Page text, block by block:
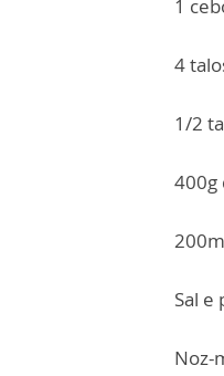
1
4
1/2
400g
Sal e
Noz-